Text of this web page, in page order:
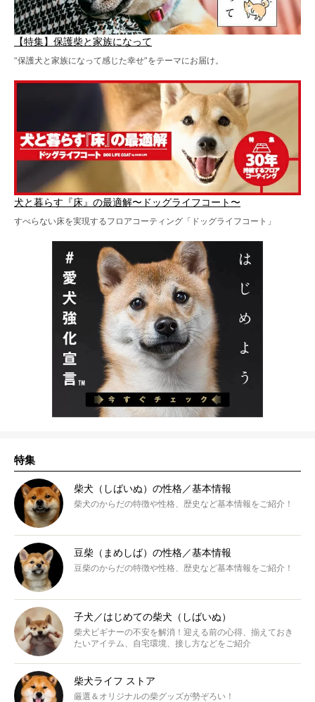
【特集】保護柴と家族になって
“保護犬と家族になって感じた幸せ”をテーマにお届け。
犬と暮らす『床』の最適解〜ドッグライフコート〜
すべらない床を実現するフロアコーティング「ドッグライフコート」
特集
柴犬（しばいぬ）の性格／基本情報
柴犬のからだの特徴や性格、歴史など基本情報をご紹介！
豆柴（まめしば）の性格／基本情報
豆柴のからだの特徴や性格、歴史など基本情報をご紹介！
子犬／はじめての柴犬（しばいぬ）
柴犬ビギナーの不安を解消！迎える前の心得、揃えておき
たいアイテム、自宅環境、接し方などをご紹介
柴犬ライフ ストア
厳選＆オリジナルの柴グッズが勢ぞろい！